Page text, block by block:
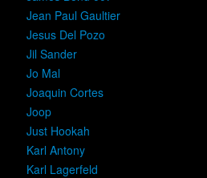
Jean Paul Gaultier
Jesus Del Pozo
Jil Sander
Jo Mal
Joaquin Cortes
Joop
Just Hookah
Karl Antony
Karl Lagerfeld